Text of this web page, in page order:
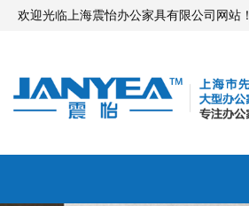
欢迎光临上海震怡办公家具有限公司网站！